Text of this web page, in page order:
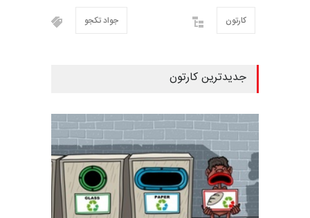
جواد تکجو کارتون
جدیدترین کارتون